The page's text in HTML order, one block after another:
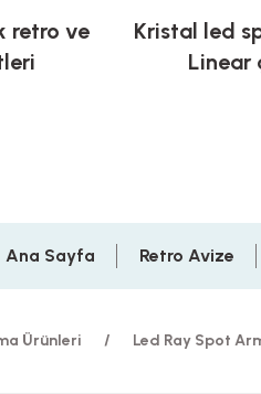
retro ve
Kristal led
Linear
Ana Sayfa Retro Avize
Ürünleri Led Ray Spot